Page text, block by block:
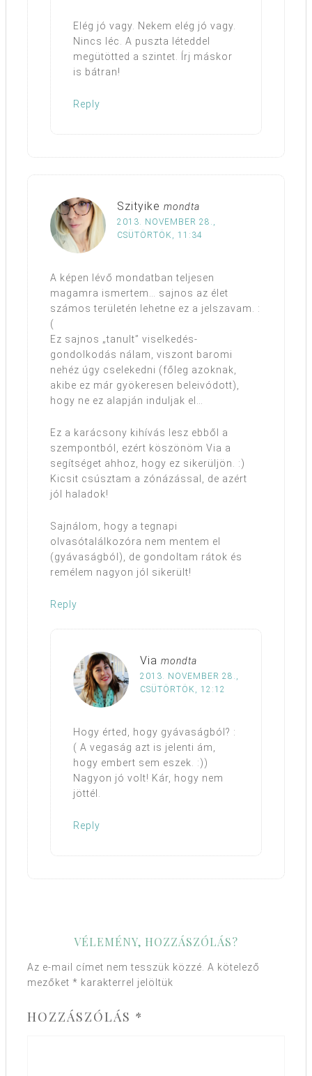
Elég jó vagy. Nekem elég jó vagy.
Nincs léc. A puszta léteddel
megütötted a szintet. Írj máskor
is bátran!
Reply
Szityike mondta
2013. NOVEMBER 28.,
CSÜTÖRTÖK, 11:34
A képen lévő mondatban teljesen
magamra ismertem… sajnos az élet
számos területén lehetne ez a jelszavam. :
(
Ez sajnos „tanult” viselkedés-
gondolkodás nálam, viszont baromi
nehéz úgy cselekedni (főleg azoknak,
akibe ez már gyökeresen beleivódott),
hogy ne ez alapján induljak el…
Ez a karácsony kihívás lesz ebből a
szempontból, ezért köszönöm Via a
segítséget ahhoz, hogy ez sikerüljön. :)
Kicsit csúsztam a zónázással, de azért
jól haladok!
Sajnálom, hogy a tegnapi
olvasótalálkozóra nem mentem el
(gyávaságból), de gondoltam rátok és
remélem nagyon jól sikerült!
Reply
Via mondta
2013. NOVEMBER 28.,
CSÜTÖRTÖK, 12:12
Hogy érted, hogy gyávaságból? :
( A vegaság azt is jelenti ám,
hogy embert sem eszek. :))
Nagyon jó volt! Kár, hogy nem
jöttél.
Reply
VÉLEMÉNY, HOZZÁSZÓLÁS?
Az e-mail címet nem tesszük közzé. A kötelező
mezőket * karakterrel jelöltük
HOZZÁSZÓLÁS *